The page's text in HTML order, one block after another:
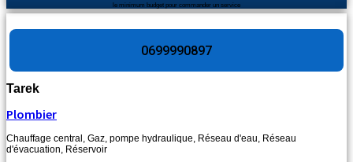
le minimum budget pour commander un service
0699990897
Tarek
Plombier
Chauffage central Gaz pompe hydraulique Réseau d'eau Réseau
d'évacuation Réservoir